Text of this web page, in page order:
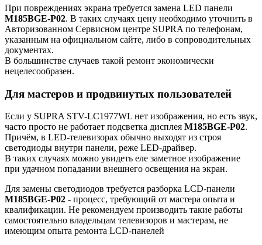
При повреждениях экрана требуется замена LED панели
M185BGE-P02. В таких случаях цену необходимо уточнить в
Авторизованном Сервисном центре SUPRA по телефонам,
указанным на официальном сайте, либо в сопроводительных
документах.
В большинстве случаев такой ремонт экономически
нецелесообразен.
Для мастеров и продвинутых пользователей
Если у SUPRA STV-LC1977WL нет изображения, но есть звук,
часто просто не работает подсветка дисплея M185BGE-P02.
Причём, в LED-телевизорах обычно выходят из строя
светодиоды внутри панели, реже LED-драйвер.
В таких случаях можно увидеть еле заметное изображение
при удачном попадании внешнего освещения на экран.
Для замены светодиодов требуется разборка LCD-панели
M185BGE-P02 - процесс, требующий от мастера опыта и
квалификации. Не рекомендуем производить такие работы
самостоятельно владельцам телевизоров и мастерам, не
имеющим опыта ремонта LCD-панелей